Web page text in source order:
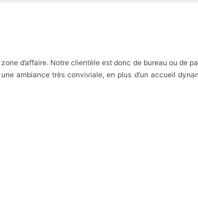
d’affaire. Notre clientèle est donc de bureau ou de
ambiance très conviviale, en plus d’un accueil